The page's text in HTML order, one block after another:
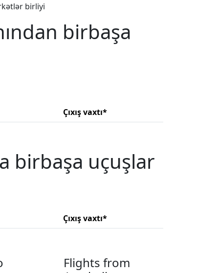
birliyi
birbaşa
Çıxış vaxtı*
birbaşa uçuşlar
Çıxış vaxtı*
Flights from